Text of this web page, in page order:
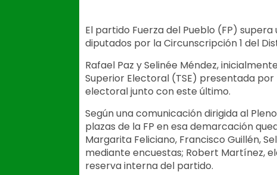
El partido Fuerza del Pueblo (FP)
diputados por la Circunscripción 1 del
Rafael Paz y Selinée Méndez,
Superior Electoral (TSE) presentada
electoral junto con este último.
Según una comunicación dirigida al
plazas de la FP en esa demarcación
Margarita Feliciano, Francisco Guillén,
mediante encuestas; Robert Martínez,
reserva interna del partido.